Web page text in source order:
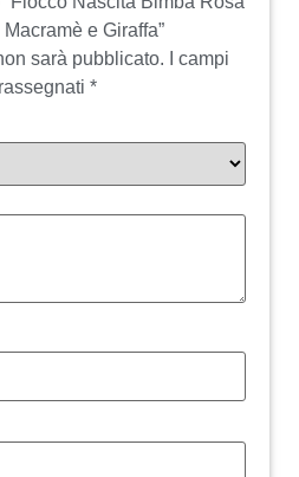
e Giraffa”
sarà pubblicato.
I campi
*